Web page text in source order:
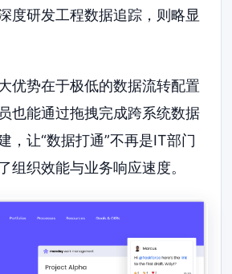
度研发工程数据追踪，则略显
优势在于极低的数据流转配置
也能通过拖拽完成跨系统数据
，让“数据打通”不再是IT部门
组织效能与业务响应速度。